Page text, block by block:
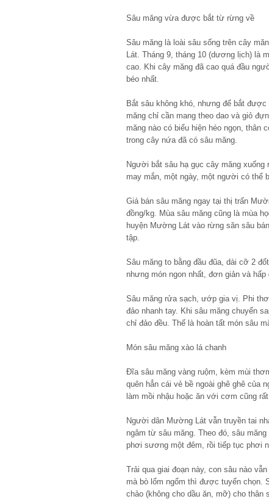
Sâu măng vừa được bắt từ rừng về
Sâu măng là loài sâu sống trên cây
Lát. Tháng 9, tháng 10 (dương lịch) là
cao. Khi cây măng đã cao quá đầu
béo nhất.
Bắt sâu không khó, nhưng để bắt
măng chỉ cần mang theo dao và giỏ
măng nào có biểu hiện héo ngọn, thân
trong cây nứa đã có sâu măng.
Người bắt sâu hạ gục cây măng xuống
may mắn, một ngày, một người có thể
Giá bán sâu măng ngay tại thị trấn
đồng/kg. Mùa sâu măng cũng là mùa
huyện Mường Lát vào rừng săn sâu
tập.
Sâu măng to bằng đầu đũa, dài cỡ 2
nhưng món ngon nhất, đơn giản và hấp
Sâu măng rửa sạch, ướp gia vị. Phi
đảo nhanh tay. Khi sâu măng chuyển
chỉ đảo đều. Thế là hoàn tất món sâu
Món sâu măng xào lá chanh
Đĩa sâu măng vàng ruộm, kèm mùi
quên hẳn cái vẻ bề ngoài ghê ghê của
làm mồi nhậu hoặc ăn với cơm cũng
Người dân Mường Lát vẫn truyền tai
ngâm từ sâu măng. Theo đó, sâu
phơi sương một đêm, rồi tiếp tục phơi
Trải qua giai đoạn này, con sâu nào
mà bò lổm ngổm thì được tuyển chọn.
chảo (không cho dầu ăn, mỡ) cho thân